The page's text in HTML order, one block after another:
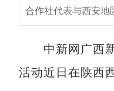
合作社代表与西安地
中新网广西新
活动近日在陕西